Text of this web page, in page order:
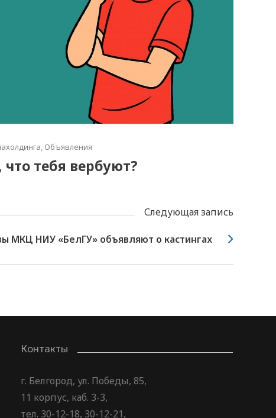
, Объявления
что тебя вербуют?
Следующая запись
МКЦ НИУ «БелГУ» объявляют о кастингах
Контакты
г. Белгород, ул. Победы, 85,
11 корпус, каб. 3-3,
тел. 30-12-18, 30-12-21,